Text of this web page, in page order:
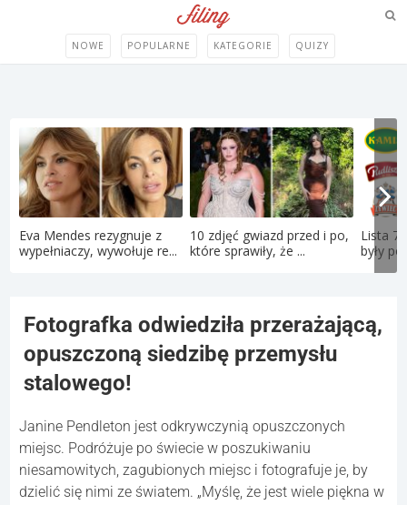
NOWE POPULARNE KATEGORIE QUIZY
Eva Mendes rezygnuje z
wypełniaczy, wywołuje re...
10 zdjęć gwiazd przed i po,
które sprawiły, że ...
Lista
były
Fotografka odwiedziła przerażającą,
opuszczoną siedzibę przemysłu
stalowego!
Janine Pendleton jest odkrywczynią opuszczonych
miejsc. Podróżuje po świecie w poszukiwaniu
niesamowitych, zagubionych miejsc i fotografuje je, by
dzielić się nimi ze światem. „Myślę, że jest wiele piękna w